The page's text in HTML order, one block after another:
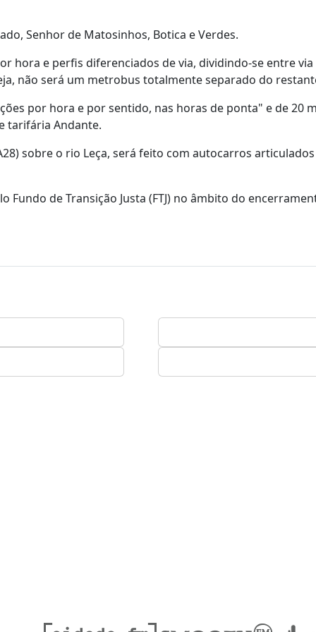
Senhor de Matosinhos, Botica e Verdes.
hora e perfis diferenciados de via, dividindo-se entre via
não será um metrobus totalmente separado do
por hora e por sentido, nas horas de ponta" e de 20
tarifária Andante.
sobre o rio Leça, será feito com autocarros
de Transição Justa (FTJ) no âmbito do